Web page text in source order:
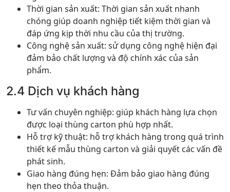
Thời gian sản xuất: Thời gian sản xuất nhanh
chóng giúp doanh nghiệp tiết kiệm thời gian và
đáp ứng kịp thời nhu cầu của thị trường.
Công nghệ sản xuất: sử dụng công nghệ hiện đại
đảm bảo chất lượng và độ chính xác của sản
phẩm.
2.4 Dịch vụ khách hàng
Tư vấn chuyên nghiệp: giúp khách hàng lựa chọn
được loại thùng carton phù hợp nhất.
Hỗ trợ kỹ thuật: hỗ trợ khách hàng trong quá trình
thiết kế mẫu thùng carton và giải quyết các vấn đề
phát sinh.
Giao hàng đúng hẹn: Đảm bảo giao hàng đúng
hẹn theo thỏa thuận.